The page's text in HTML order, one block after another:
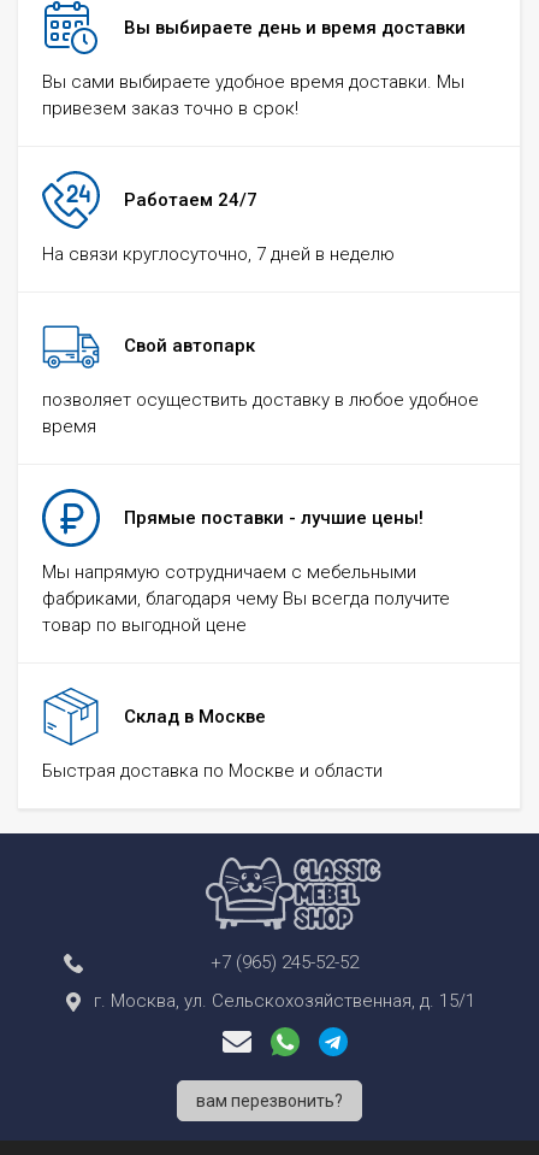
Вы выбираете день и время доставки
Вы сами выбираете удобное время доставки. Мы
привезем заказ точно в срок!
Работаем 24/7
На связи круглосуточно, 7 дней в неделю
Свой автопарк
позволяет осуществить доставку в любое удобное
время
Прямые поставки - лучшие цены!
Мы напрямую сотрудничаем с мебельными
фабриками, благодаря чему Вы всегда получите
товар по выгодной цене
Склад в Москве
Быстрая доставка по Москве и области
+7 (965) 245-52-52
г. Москва, ул. Сельскохозяйственная, д. 15/1
вам перезвонить?